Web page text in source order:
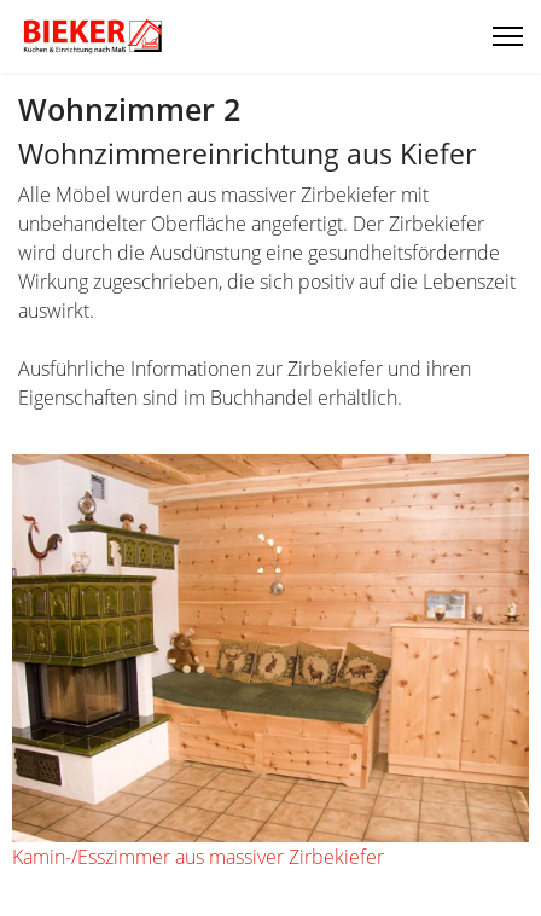
Wohnzimmer 2
Wohnzimmereinrichtung aus Kiefer
Alle Möbel wurden aus massiver Zirbekiefer mit
unbehandelter Oberfläche angefertigt. Der Zirbekiefer
wird durch die Ausdünstung eine gesundheitsfördernde
Wirkung zugeschrieben, die sich positiv auf die Lebenszeit
auswirkt.
Ausführliche Informationen zur Zirbekiefer und ihren
Eigenschaften sind im Buchhandel erhältlich.
Kamin-/Esszimmer aus massiver Zirbekiefer